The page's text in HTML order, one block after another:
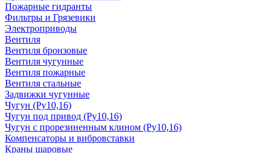
Пожарные гидранты
Фильтры и Грязевики
Электроприводы
Вентиля
Вентиля бронзовые
Вентиля чугунные
Вентиля пожарные
Вентиля стальные
Задвижки чугунные
Чугун (Ру10,16)
Чугун под привод (Ру10,16)
Чугун с прорезиненным клином (Ру10,16)
Компенсаторы и вибровставки
Краны шаровые